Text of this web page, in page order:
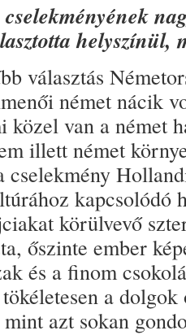
helyszínül,
választás
német nácik
közel van a német
illett német
cselekmény
kapcsolódó
körülvevő
őszinte ember
és a finom
a
azt sokan